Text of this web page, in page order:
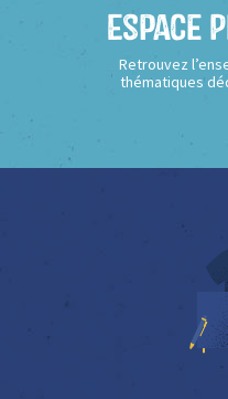
Espace
Retrouvez
thématiques